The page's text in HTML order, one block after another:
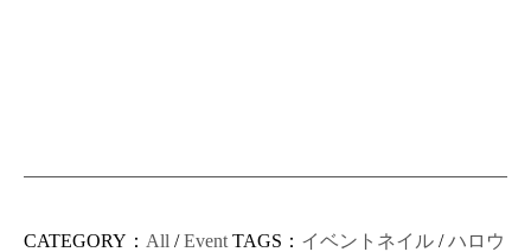
CATEGORY： All /Event TAGS： イベントネイル /ハロウ